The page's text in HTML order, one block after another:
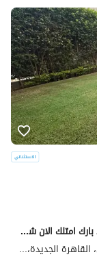
فرصه للسكن الفاخر ع شارع التسعين دايركت ف هايد بارك امتلك الان شقه مع جاردن ومدخل خاص تطل ع سنترال بارك 15 فدان بجوار زد ايست دقايق من ازار ماونتن فيو
كومباوند هايد بارك القاهرة الجديدة، التجمع الخامس، القاهرة الجديدة، القاهرة